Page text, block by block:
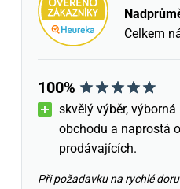
Celkem
100%
skvělý výběr,
obchodu a naprostá
prodávajících.
Při požadavku na rychlé